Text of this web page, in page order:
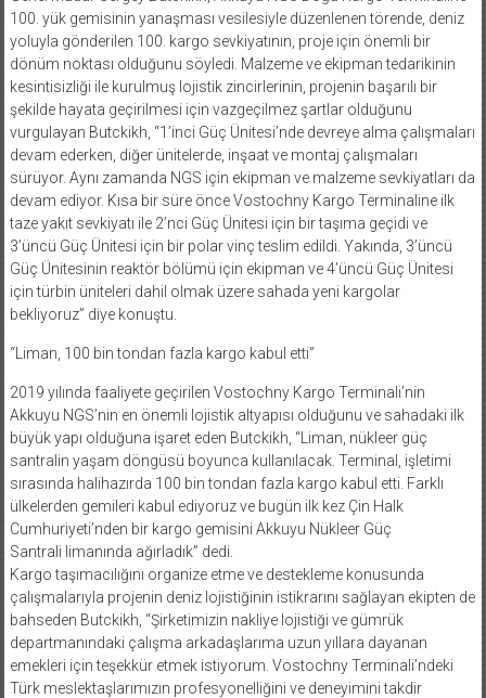
100. yük gemisinin yanaşması vesilesiyle düzenlenen törende, deniz
yoluyla gönderilen 100. kargo sevkiyatının, proje için önemli bir
dönüm noktası olduğunu söyledi. Malzeme ve ekipman tedarikinin
kesintisizliği ile kurulmuş lojistik zincirlerinin, projenin başarılı bir
şekilde hayata geçirilmesi için vazgeçilmez şartlar olduğunu
vurgulayan Butckikh, “1’inci Güç Ünitesi’nde devreye alma çalışmaları
devam ederken, diğer ünitelerde, inşaat ve montaj çalışmaları
sürüyor. Aynı zamanda NGS için ekipman ve malzeme sevkiyatları da
devam ediyor. Kısa bir süre önce Vostochny Kargo Terminaline ilk
taze yakıt sevkiyatı ile 2’nci Güç Ünitesi için bir taşıma geçidi ve
3’üncü Güç Ünitesi için bir polar vinç teslim edildi. Yakında, 3’üncü
Güç Ünitesinin reaktör bölümü için ekipman ve 4’üncü Güç Ünitesi
için türbin üniteleri dahil olmak üzere sahada yeni kargolar
bekliyoruz” diye konuştu.
“Liman, 100 bin tondan fazla kargo kabul etti”
2019 yılında faaliyete geçirilen Vostochny Kargo Terminali’nin
Akkuyu NGS’nin en önemli lojistik altyapısı olduğunu ve sahadaki ilk
büyük yapı olduğuna işaret eden Butckikh, “Liman, nükleer güç
santralin yaşam döngüsü boyunca kullanılacak. Terminal, işletimi
sırasında halihazırda 100 bin tondan fazla kargo kabul etti. Farklı
ülkelerden gemileri kabul ediyoruz ve bugün ilk kez Çin Halk
Cumhuriyeti’nden bir kargo gemisini Akkuyu Nükleer Güç
Santrali limanında ağırladık” dedi.
Kargo taşımacılığını organize etme ve destekleme konusunda
çalışmalarıyla projenin deniz lojistiğinin istikrarını sağlayan ekipten de
bahseden Butckikh, “Şirketimizin nakliye lojistiği ve gümrük
departmanındaki çalışma arkadaşlarıma uzun yıllara dayanan
emekleri için teşekkür etmek istiyorum. Vostochny Terminali’ndeki
Türk meslektaşlarımızın profesyonelliğini ve deneyimini takdir